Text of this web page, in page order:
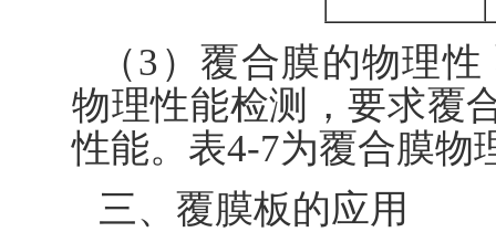
（3）覆合膜的物理
物理性能检测，要求覆
性能。表4-7为覆合膜物
三、覆膜板的应用